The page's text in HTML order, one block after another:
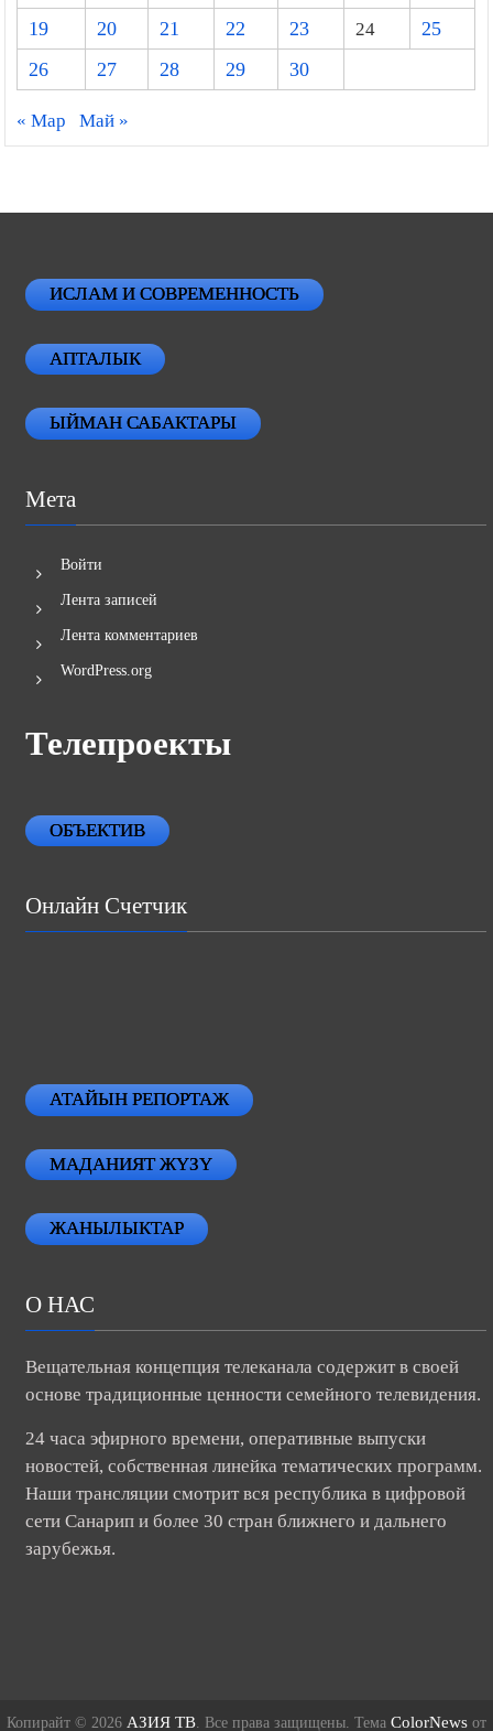
19
20 21 22 23 24
25
26
27 28 29 30
« Мар Май »
ИСЛАМ И СОВРЕМЕННОСТЬ
АПТАЛЫК
ЫЙМАН САБАКТАРЫ
Мета
Войти
Лента записей
Лента комментариев
WordPress.org
Телепроекты
ОБЪЕКТИВ
Онлайн Счетчик
АТАЙЫН РЕПОРТАЖ
МАДАНИЯТ ЖҮЗҮ
ЖАНЫЛЫКТАР
О НАС
Вещательная концепция телеканала содержит в своей
основе традиционные ценности семейного телевидения.
24 часа эфирного времени, оперативные выпуски
новостей, собственная линейка тематических программ.
Наши трансляции смотрит вся республика в цифровой
сети Санарип и более 30 стран ближнего и дальнего
зарубежья.
Копирайт © 2026 АЗИЯ ТВ . Все права защищены. Тема ColorNews от